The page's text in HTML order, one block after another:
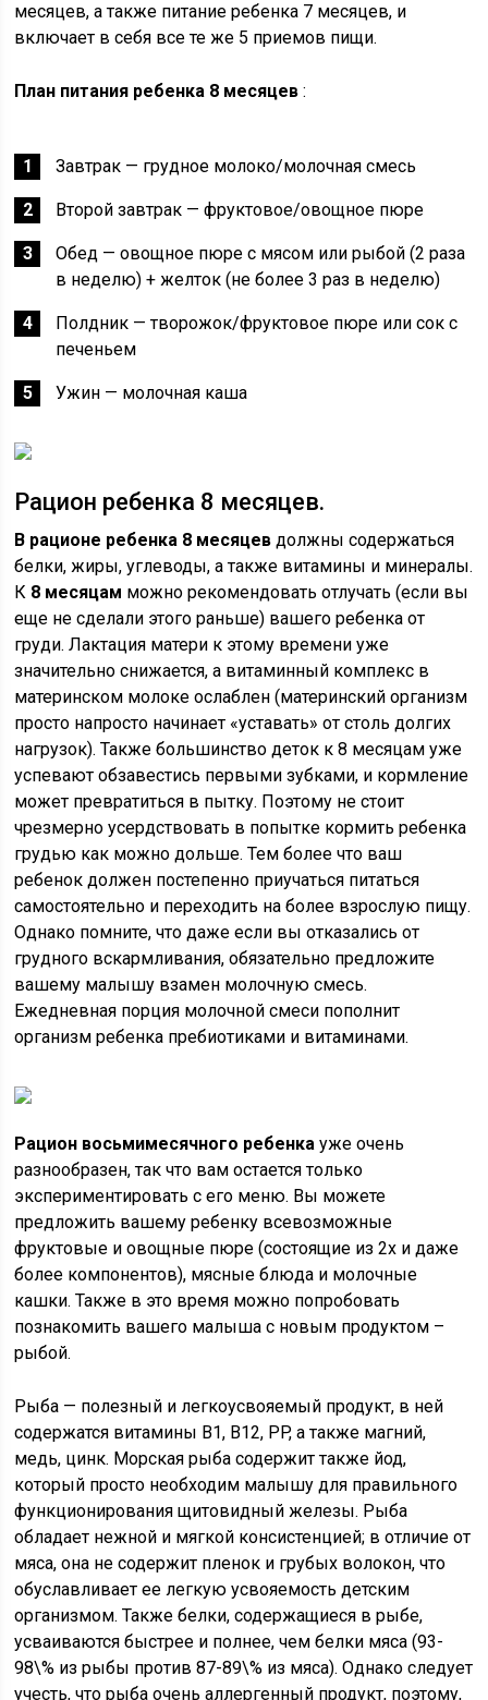
месяцев, а также питание ребенка 7 месяцев, и
включает в себя все те же 5 приемов пищи.
План питания ребенка 8 месяцев :
Завтрак — грудное молоко/молочная смесь
Второй завтрак — фруктовое/овощное пюре
Обед — овощное пюре с мясом или рыбой (2 раза
в неделю) + желток (не более 3 раз в неделю)
Полдник — творожок/фруктовое пюре или сок с
печеньем
Ужин — молочная каша
Рацион ребенка 8 месяцев.
В рационе ребенка 8 месяцев должны содержаться
белки, жиры, углеводы, а также витамины и минералы.
К 8 месяцам можно рекомендовать отлучать (если вы
еще не сделали этого раньше) вашего ребенка от
груди. Лактация матери к этому времени уже
значительно снижается, а витаминный комплекс в
материнском молоке ослаблен (материнский организм
просто напросто начинает «уставать» от столь долгих
нагрузок). Также большинство деток к 8 месяцам уже
успевают обзавестись первыми зубками, и кормление
может превратиться в пытку. Поэтому не стоит
чрезмерно усердствовать в попытке кормить ребенка
грудью как можно дольше. Тем более что ваш
ребенок должен постепенно приучаться питаться
самостоятельно и переходить на более взрослую пищу.
Однако помните, что даже если вы отказались от
грудного вскармливания, обязательно предложите
вашему малышу взамен молочную смесь.
Ежедневная порция молочной смеси пополнит
организм ребенка пребиотиками и витаминами.
Рацион восьмимесячного ребенка уже очень
разнообразен, так что вам остается только
экспериментировать с его меню. Вы можете
предложить вашему ребенку всевозможные
фруктовые и овощные пюре (состоящие из 2х и даже
более компонентов), мясные блюда и молочные
кашки. Также в это время можно попробовать
познакомить вашего малыша с новым продуктом –
рыбой.
Рыба — полезный и легкоусвояемый продукт, в ней
содержатся витамины B1, B12, PP, а также магний,
медь, цинк. Морская рыба содержит также йод,
который просто необходим малышу для правильного
функционирования щитовидный железы. Рыба
обладает нежной и мягкой консистенцией; в отличие от
мяса, она не содержит пленок и грубых волокон, что
обуславливает ее легкую усвояемость детским
организмом. Также белки, содержащиеся в рыбе,
усваиваются быстрее и полнее, чем белки мяса (93-
98\% из рыбы против 87-89\% из мяса). Однако следует
учесть, что рыба очень аллергенный продукт, поэтому,